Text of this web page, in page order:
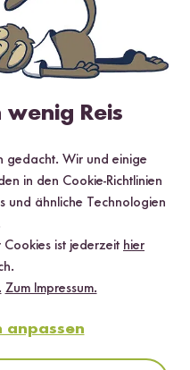
bunten Kochwelten
Desserts
Anmeldung zum Newsletter
Risotto Reis
wenig Reis
gedacht. Wir und einige
in den Cookie-Richtlinien
und ähnliche Technologien
ist jederzeit hier
Zum Impressum.
anpassen